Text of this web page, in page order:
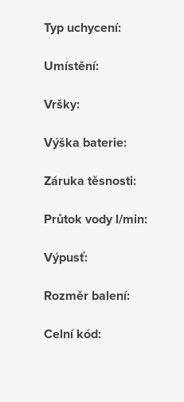
Typ uchycení:
Umístění:
Vršky:
Výška baterie:
Záruka těsnosti:
Průtok vody l/min:
Výpusť:
Rozměr balení:
Celní kód: